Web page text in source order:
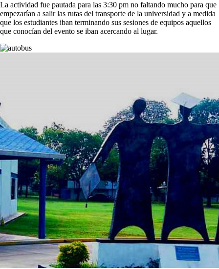
La actividad fue pautada para las 3:30 pm no faltando mucho para que
empezarían a salir las rutas del transporte de la universidad y a medida
que los estudiantes iban terminando sus sesiones de equipos aquellos
que conocían del evento se iban acercando al lugar.